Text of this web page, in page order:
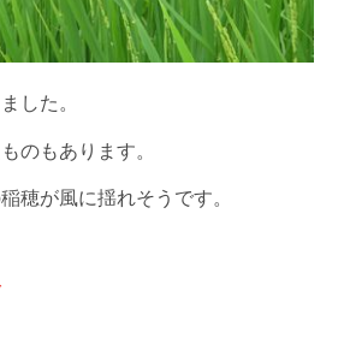
した。
のもあります。
穂が風に揺れそうです。